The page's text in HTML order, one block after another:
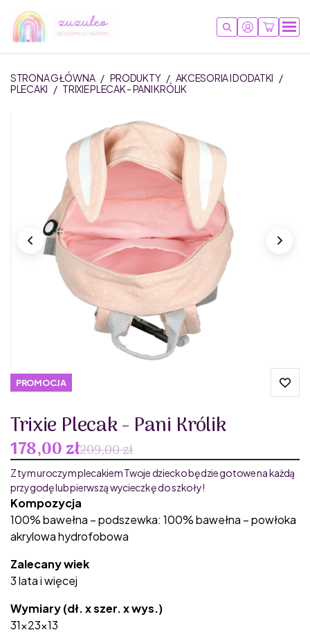
STRONA GŁÓWNA / PRODUKTY / AKCESORIA I DODATKI /
PLECAKI / TRIXIE PLECAK - PANI KRÓLIK
PROMOCJA
Trixie Plecak - Pani Królik
178,00 zł209,00 zł
Z tym uroczym plecakiem Twoje dziecko będzie gotowe na każdą
przygodę lub pierwszą wycieczkę do szkoły!
Kompozycja
100% bawełna​ – podszewka: 100% bawełna​​ – powłoka
akrylowa hydrofobowa
Zalecany wiek
3 lata i więcej
Wymiary (dł. x szer. x wys.)
31x23x13